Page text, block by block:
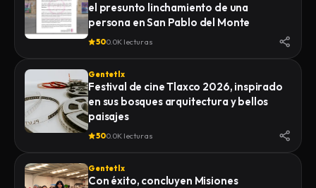
el presunto linchamiento de una
500.0K lecturas
Gentetlx
Festival de cine Tlaxco 2026, inspirado
en sus bosques arquitectura y bellos
paisajes
500.0K lecturas
Gentetlx
Con éxito, concluyen Misiones